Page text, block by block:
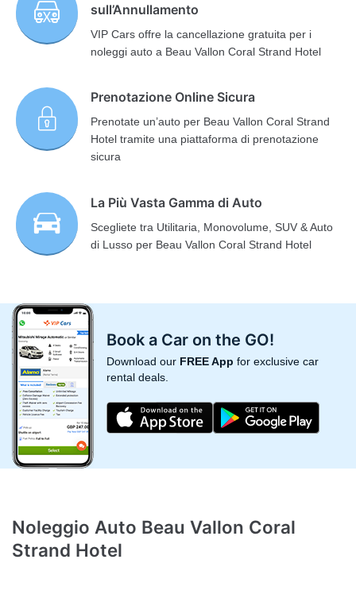
sull’Annullamento
VIP Cars offre la cancellazione gratuita per i
noleggi auto a Beau Vallon Coral Strand Hotel
Prenotazione Online Sicura
Prenotate un’auto per Beau Vallon Coral Strand
Hotel tramite una piattaforma di prenotazione
sicura
La Più Vasta Gamma di Auto
Scegliete tra Utilitaria, Monovolume, SUV & Auto
di Lusso per Beau Vallon Coral Strand Hotel
Book a Car on the GO!
Download our FREE App for exclusive car
rental deals.
Noleggio Auto Beau Vallon Coral
Strand Hotel